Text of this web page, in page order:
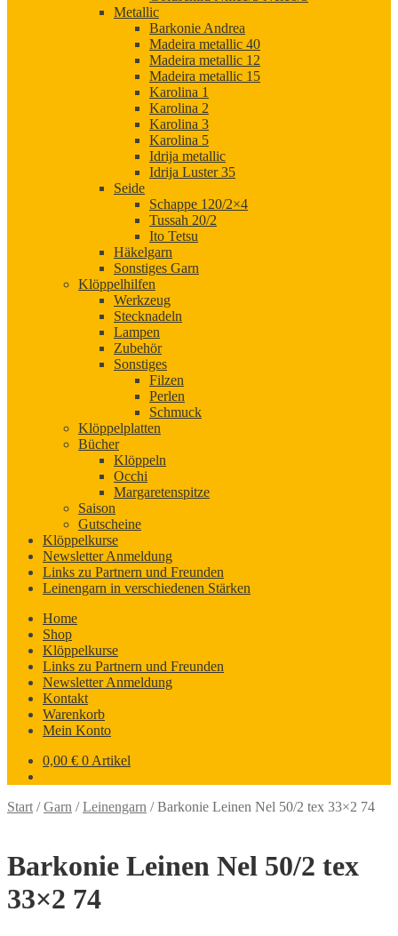
Metallic
Barkonie Andrea
Madeira metallic 40
Madeira metallic 12
Madeira metallic 15
Karolina 1
Karolina 2
Karolina 3
Karolina 5
Idrija metallic
Idrija Luster 35
Seide
Schappe 120/2×4
Tussah 20/2
Ito Tetsu
Häkelgarn
Sonstiges Garn
Klöppelhilfen
Werkzeug
Stecknadeln
Lampen
Zubehör
Sonstiges
Filzen
Perlen
Schmuck
Klöppelplatten
Bücher
Klöppeln
Occhi
Margaretenspitze
Saison
Gutscheine
Klöppelkurse
Newsletter Anmeldung
Links zu Partnern und Freunden
Leinengarn in verschiedenen Stärken
Home
Shop
Klöppelkurse
Links zu Partnern und Freunden
Newsletter Anmeldung
Kontakt
Warenkorb
Mein Konto
0,00 € 0 Artikel
Start /Garn /Leinengarn /Barkonie Leinen Nel 50/2 tex 33×2 74
Barkonie Leinen Nel 50/2 tex
33×2 74